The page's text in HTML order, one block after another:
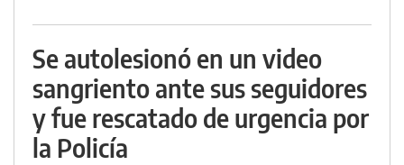
Se autolesionó en un video
sangriento ante sus seguidores
y fue rescatado de urgencia por
la Policía